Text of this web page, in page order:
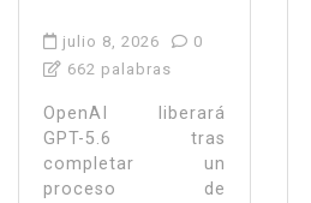
julio 8, 2026
0
662 palabras
OpenAI liberará
GPT-5.6 tras
completar un
proceso de